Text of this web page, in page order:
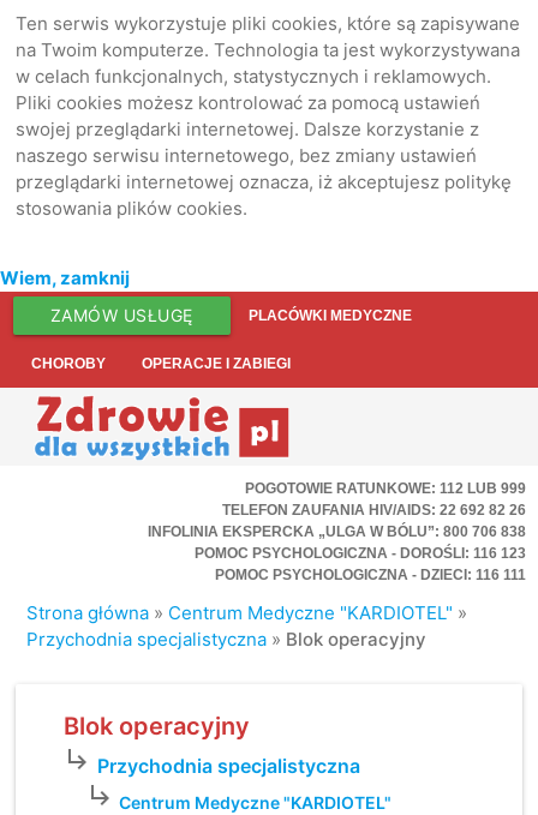
Ten serwis wykorzystuje pliki cookies, które są zapisywane
na Twoim komputerze. Technologia ta jest wykorzystywana
w celach funkcjonalnych, statystycznych i reklamowych.
Pliki cookies możesz kontrolować za pomocą ustawień
swojej przeglądarki internetowej. Dalsze korzystanie z
naszego serwisu internetowego, bez zmiany ustawień
przeglądarki internetowej oznacza, iż akceptujesz politykę
stosowania plików cookies.
Wiem, zamknij
ZAMÓW USŁUGĘ PLACÓWKI MEDYCZNE
CHOROBY OPERACJE I ZABIEGI
POGOTOWIE RATUNKOWE: 112 LUB 999
TELEFON ZAUFANIA HIV/AIDS: 22 692 82 26
INFOLINIA EKSPERCKA „ULGA W BÓLU”: 800 706 838
POMOC PSYCHOLOGICZNA - DOROŚLI: 116 123
POMOC PSYCHOLOGICZNA - DZIECI: 116 111
Strona główna » Centrum Medyczne "KARDIOTEL" »
Przychodnia specjalistyczna » Blok operacyjny
Blok operacyjny
subdirectory_arrow_right Przychodnia specjalistyczna
subdirectory_arrow_right Centrum Medyczne "KARDIOTEL"